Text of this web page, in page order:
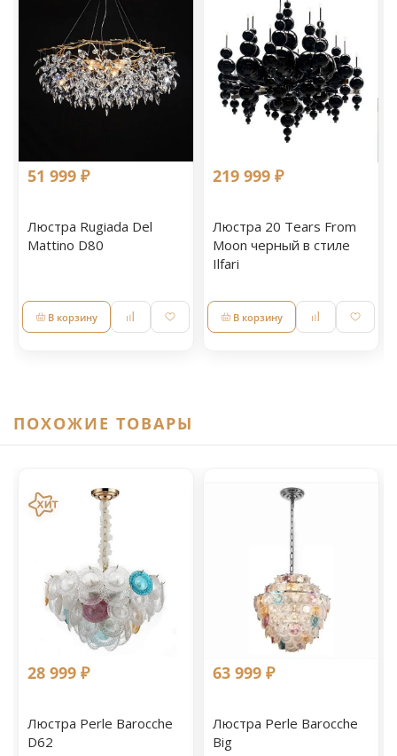
51 999 ₽
Люстра Rugiada Del
Mattino D80
В корзину
219 999 ₽
Люстра 20 Tears From
Moon черный в стиле
Ilfari
В корзину
ПОХОЖИЕ ТОВАРЫ
28 999 ₽
Люстра Perle Barocche
D62
63 999 ₽
Люстра Perle Barocche
Big